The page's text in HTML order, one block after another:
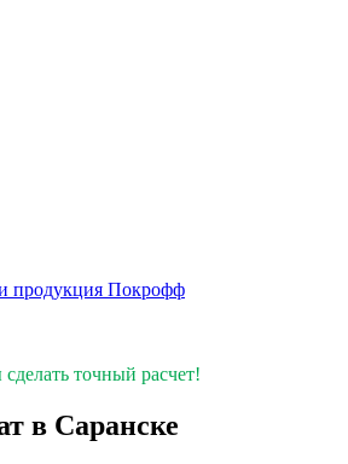
продукция Покрофф
точный расчет!
в Саранске